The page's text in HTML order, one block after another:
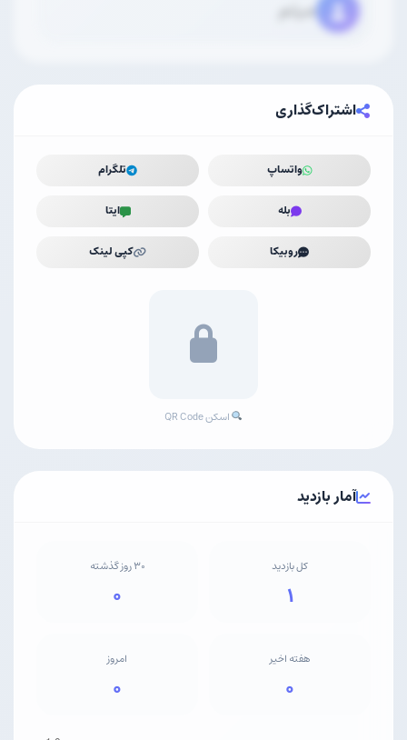
میثم
اشتراک‌گذاری
واتساپ تلگرام
بله ایتا
روبیکا کپی لینک
اسکن QR Code
آمار بازدید
کل بازدید
۱
۳۰ روز گذشته
۰
هفته اخیر
۰
امروز
۰